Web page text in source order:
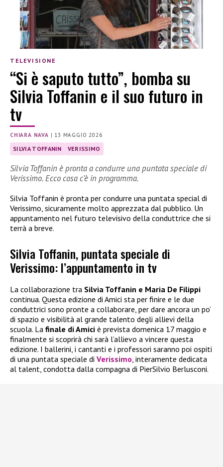
TELEVISIONE
“Si è saputo tutto”, bomba su
Silvia Toffanin e il suo futuro in
tv
CHIARA NAVA | 13 MAGGIO 2026
SILVIA TOFFANIN VERISSIMO
Silvia Toffanin è pronta a condurre una puntata speciale di
Verissimo. Ecco cosa c’è in programma.
Silvia Toffanin è pronta per condurre una puntata special di
Verissimo, sicuramente molto apprezzata dal pubblico. Un
appuntamento nel futuro televisivo della conduttrice che si
terrà a breve.
Silvia Toffanin, puntata speciale di
Verissimo: l’appuntamento in tv
La collaborazione tra Silvia Toffanin e Maria De Filippi
continua. Questa edizione di Amici sta per finire e le due
conduttrici sono pronte a collaborare, per dare ancora un po’
di spazio e visibilità al grande talento degli allievi della
scuola. La finale di Amici è prevista domenica 17 maggio e
finalmente si scoprirà chi sarà l’allievo a vincere questa
edizione. I ballerini, i cantanti e i professori saranno poi ospiti
di una puntata speciale di Verissimo , interamente dedicata
al talent, condotta dalla compagna di PierSilvio Berlusconi.